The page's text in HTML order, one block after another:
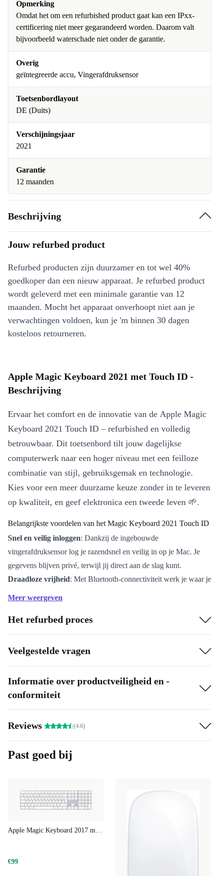
Opmerking
Omdat het om een refurbished product gaat kan een IPxx-
certificering niet meer gegarandeerd worden. Daarom valt
bijvoorbeeld waterschade niet onder de garantie.
Overig
geïntegreerde accu, Vingerafdruksensor
Toetsenbordlayout
DE (Duits)
Verschijningsjaar
2021
Garantie
12 maanden
Beschrijving
Jouw refurbed product
Refurbed producten zijn duurzamer en tot wel 40%
goedkoper dan een nieuw apparaat. Je refurbed product
wordt geleverd met een minimale garantie van 12
maanden. Mocht het apparaat onverhoopt niet aan je
verwachtingen voldoen, kun je 'm binnen 30 dagen
kosteloos retourneren.
Apple Magic Keyboard 2021 met Touch ID -
Beschrijving
Ervaar het comfort en de innovatie van de Apple Magic
Keyboard 2021 Touch ID – refurbished en volledig
betrouwbaar. Dit toetsenbord tilt jouw dagelijkse
computerwerk naar een hoger niveau met een feilloze
combinatie van stijl, gebruiksgemak en technologie.
Kies voor een meer duurzame keuze zonder in te leveren
op kwaliteit, en geef elektronica een tweede leven 🌱.
Belangrijkste voordelen van het Magic Keyboard 2021 Touch ID
Snel en veilig inloggen: Dankzij de ingebouwde
vingerafdruksensor log je razendsnel en veilig in op je Mac. Je
gegevens blijven privé, terwijl jij direct aan de slag kunt.
Draadloze vrijheid: Met Bluetooth-connectiviteit werk je waar je
Comfortabel typen: De stille, responsieve toetsen bieden een
prettige typervaring, perfect voor lange werkdagen of creatieve
sessies.
Duurzaam en professioneel gereviseerd
betrouwbaarheid én minder elektronisch afval.
Waarom kiezen voor een refurbished Magic Keyboard?
Een refurbished toetsenbord biedt dezelfde premium-
voetafdruk. Elk product krijgt een tweede kans,
waardoor je actief bijdraagt aan een circulaire economie.
planeet.
Meer weergeven
Het refurbed proces
Veelgestelde vragen
Informatie over productveiligheid en -
conformiteit
Reviews (4.6)
Past goed bij
Apple Magic Keyboard 2017 met numeriek toetsenblok
€99